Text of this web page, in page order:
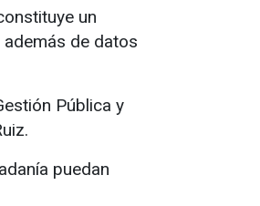
un
de datos
Pública y
puedan